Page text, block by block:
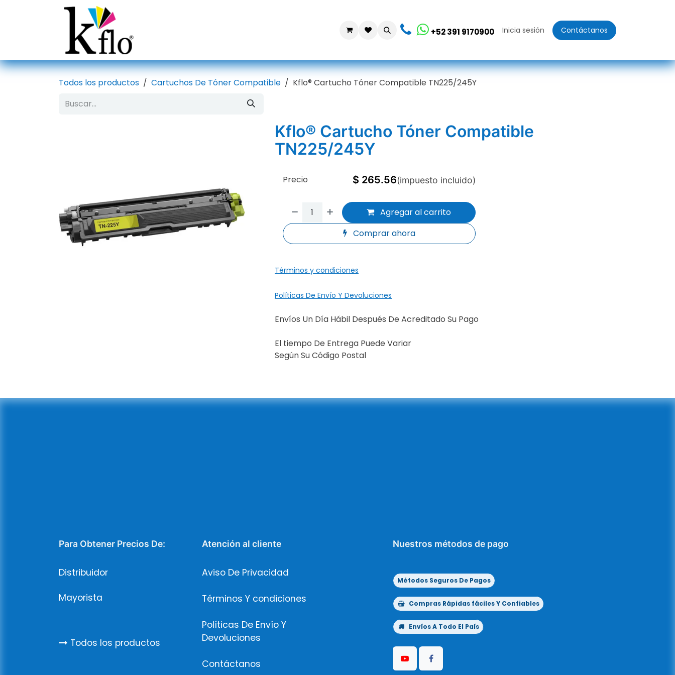
+52 391 9170900 Inicia sesión Contáctanos
Todos los productos Cartuchos De Tóner Compatible Kflo® Cartucho Tóner Compatible TN225/245Y
Kflo® Cartucho Tóner Compatible
TN225/245Y
Agregar al carrito
Comprar ahora
Precio $ 265.56(impuesto incluido)
Términos y condiciones
Políticas De Envío Y Devoluciones
Envíos Un Día Hábil Después De Acreditado Su Pago
El tiempo De Entrega Puede Variar
Según Su Código Postal
Para Obtener Precios De:
Distribuidor
Mayorista
Todos los productos
Atención al cliente
Aviso De Privacidad
Términos Y condiciones
Políticas De Envío Y
Devoluciones
Contáctanos
Nuestros métodos de pago
Métodos Seguros De Pagos
Compras Rápidas fáciles Y Confiables
Envíos A Todo El País